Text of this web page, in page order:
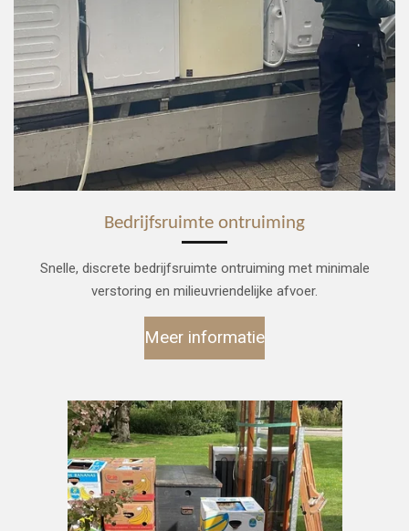
Bedrijfsruimte ontruiming
Snelle, discrete bedrijfsruimte ontruiming met minimale
verstoring en milieuvriendelijke afvoer.
Meer informatie